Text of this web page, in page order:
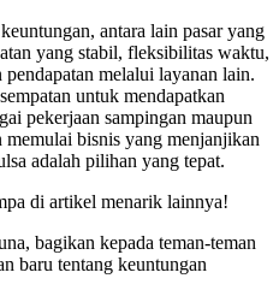
antara lain pasar yang
yang stabil, fleksibilitas waktu,
melalui layanan lain.
untuk mendapatkan
pekerjaan sampingan maupun
bisnis yang menjanjikan
adalah pilihan yang tepat.
di artikel menarik lainnya!
bagikan kepada teman-teman
baru tentang keuntungan